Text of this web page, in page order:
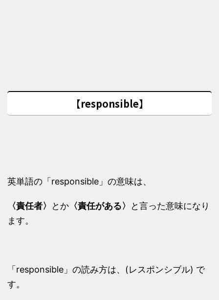
【responsible】
英単語の「responsible」の意味は、
〈責任者〉 とか 〈責任がある〉
と言った意味になり
ます。
「responsible」の読み方は、(レスポンシブル) で
す。